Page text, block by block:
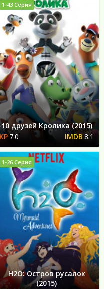
10 друзей Кролика (2015)
7.0
8.1
1-43 Серия
H2O: Остров русалок
(2015)
1-26 Серия